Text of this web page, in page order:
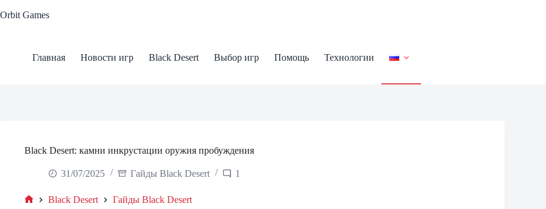
to
Orbit Games
Главная Новости игр Black Desert Выбор игр Помощь Технологии
Black Desert: камни инкрустации оружия пробуждения
31/07/2025 Гайды Black Desert 1
Black Desert Гайды Black Desert